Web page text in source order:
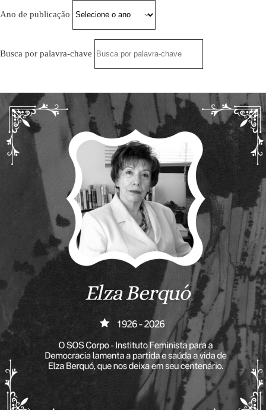
Ano de publicação
Busca por palavra-chave